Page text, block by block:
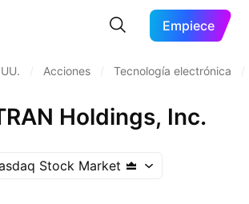
Empiece
Acciones Tecnología electrónica
Holdings, Inc.
Stock Market